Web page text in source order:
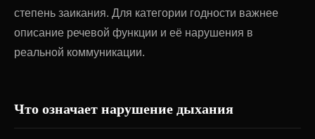
степень заикания. Для категории годности важнее
описание речевой функции и её нарушения в
реальной коммуникации.
Что означает нарушение дыхания